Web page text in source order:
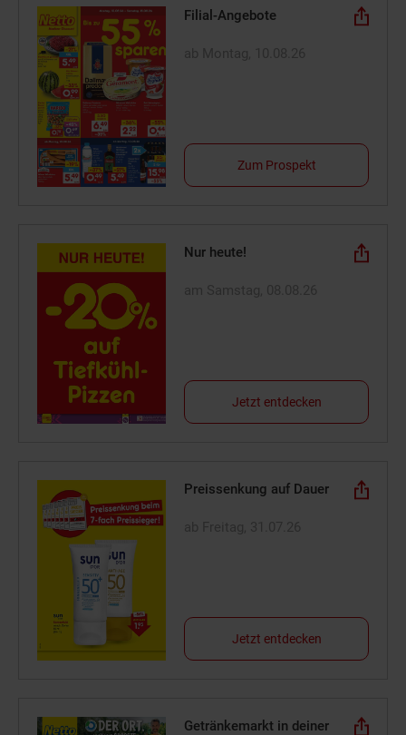
Filial-Angebote
Zum Prospekt
Nur heute!
Jetzt entdecken
Preissenkung auf Dauer
Jetzt entdecken
Getränkemarkt in deiner